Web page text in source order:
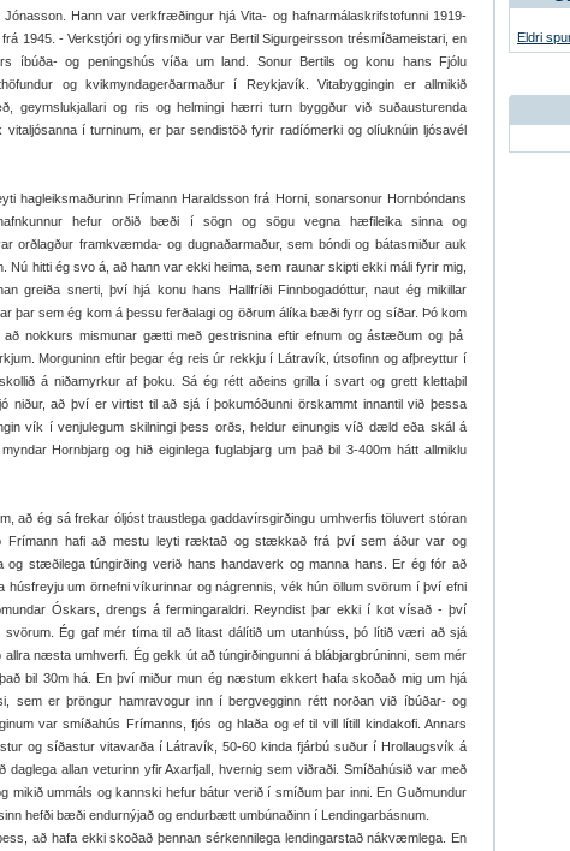
Jónasson. Hann var verkfræðingur hjá Vita- og hafnarmálaskrifstofunni 1919-
1945. - Verkstjóri og yfirsmiður var Bertil Sigurgeirsson trésmíðameistari, en
íbúða- og peningshús víða um land. Sonur Bertils og konu hans Fjólu
og kvikmyndagerðarmaður í Reykjavík. Vitabyggingin er allmikið
geymslukjallari og ris og helmingi hærri turn byggður við suðausturenda
vitaljósanna í turninum, er þar sendistöð fyrir radíómerki og olíuknúin ljósavél
hagleiksmaðurinn Frímann Haraldsson frá Horni, sonarsonur Hornbóndans
hefur orðið bæði í sögn og sögu vegna hæfileika sinna og
orðlagður framkvæmda- og dugnaðarmaður, sem bóndi og bátasmiður auk
Nú hitti ég svo á, að hann var ekki heima, sem raunar skipti ekki máli fyrir mig,
greiða snerti, því hjá konu hans Hallfríði Finnbogadóttur, naut ég mikillar
þar sem ég kom á þessu ferðalagi og öðrum álíka bæði fyrr og síðar. Þó kom
nokkurs mismunar gætti með gestrisnina eftir efnum og ástæðum og þá
Morguninn eftir þegar ég reis úr rekkju í Látravík, útsofinn og afþreyttur í
á niðamyrkur af þoku. Sá ég rétt aðeins grilla í svart og grett klettaþil
niður, að því er virtist til að sjá í þokumóðunni örskammt innantil við þessa
vík í venjulegum skilningi þess orðs, heldur einungis víð dæld eða skál á
Hornbjarg og hið eiginlega fuglabjarg um það bil 3-400m hátt allmiklu
að ég sá frekar óljóst traustlega gaddavírsgirðingu umhverfis töluvert stóran
Frímann hafi að mestu leyti ræktað og stækkað frá því sem áður var og
og stæðilega túngirðing verið hans handaverk og manna hans. Er ég fór að
húsfreyju um örnefni víkurinnar og nágrennis, vék hún öllum svörum í því efni
Óskars, drengs á fermingaraldri. Reyndist þar ekki í kot vísað - því
Ég gaf mér tíma til að litast dálítið um utanhúss, þó lítið væri að sjá
allra næsta umhverfi. Ég gekk út að túngirðingunni á blábjargbrúninni, sem mér
bil 30m há. En því miður mun ég næstum ekkert hafa skoðað mig um hjá
sem er þröngur hamravogur inn í bergvegginn rétt norðan við íbúðar- og
var smíðahús Frímanns, fjós og hlaða og ef til vill lítill kindakofi. Annars
og síðastur vitavarða í Látravík, 50-60 kinda fjárbú suður í Hrollaugsvík á
daglega allan veturinn yfir Axarfjall, hvernig sem viðraði. Smíðahúsið var með
mikið ummáls og kannski hefur bátur verið í smíðum þar inni. En Guðmundur
hefði bæði endurnýjað og endurbætt umbúnaðinn í Lendingarbásnum.
að hafa ekki skoðað þennan sérkennilega lendingarstað nákvæmlega. En
Eldri